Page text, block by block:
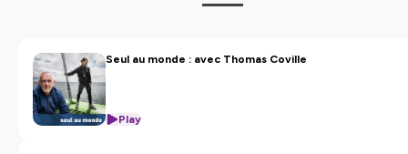
Seul au monde : avec Thomas Coville
Play